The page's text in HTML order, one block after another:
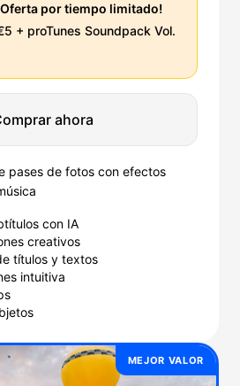
por tiempo limitado!
+ proTunes Soundpack Vol.
ahora
pases de fotos con efectos
con IA
creativos
títulos y textos
intuitiva
MEJOR VALOR